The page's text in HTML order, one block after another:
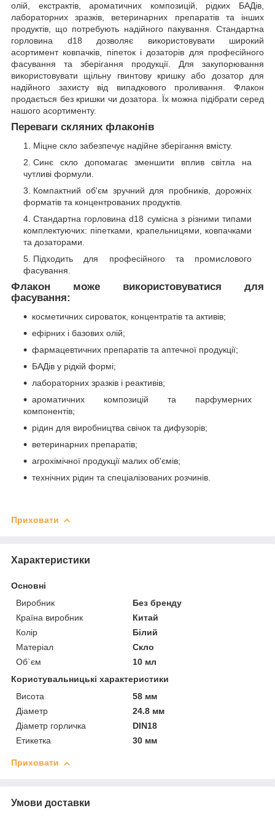
олій, екстрактів, ароматичних композицій, рідких БАДів,
лабораторних зразків, ветеринарних препаратів та інших
продуктів, що потребують надійного пакування. Стандартна
горловина d18 дозволяє використовувати широкий
асортимент ковпачків, піпеток і дозаторів для професійного
фасування та зберігання продукції. Для закупорювання
використовувати щільну гвинтову кришку або дозатор для
надійного захисту від випадкового проливання. Флакон
продається без кришки чи дозатора. Їх можна підібрати серед
нашого асортименту.
Переваги скляних флаконів
Міцне скло забезпечує надійне зберігання вмісту.
Синє скло допомагає зменшити вплив світла на
чутливі формули.
Компактний об'єм зручний для пробників, дорожніх
форматів та концентрованих продуктів.
Стандартна горловина d18 сумісна з різними типами
комплектуючих: піпетками, крапельницями, ковпачками
та дозаторами.
Підходить для професійного та промислового
фасування.
Флакон може використовуватися для
фасування:
косметичних сироваток, концентратів та активів;
ефірних і базових олій;
фармацевтичних препаратів та аптечної продукції;
БАДів у рідкій формі;
лабораторних зразків і реактивів;
ароматичних композицій та парфумерних
компонентів;
рідин для виробництва свічок та дифузорів;
ветеринарних препаратів;
агрохімічної продукції малих об'ємів;
технічних рідин та спеціалізованих розчинів.
Приховати
Характеристики
Основні
Виробник
Без бренду
Країна виробник
Китай
Колір
Білий
Матеріал
Скло
Об`єм
10 мл
Користувальницькі характеристики
Висота
58 мм
Діаметр
24.8 мм
Діаметр горличка
DIN18
Етикетка
30 мм
Приховати
Умови доставки